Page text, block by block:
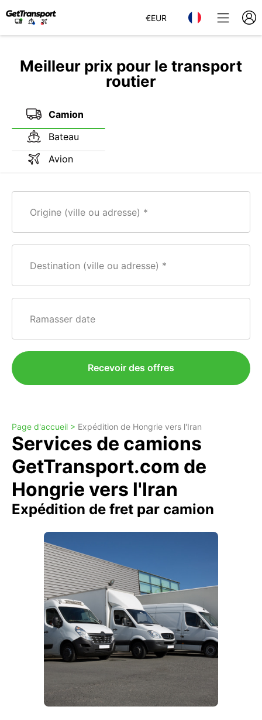
€EUR
Meilleur prix pour le transport
routier
Camion
Bateau
Avion
Origine (ville ou adresse)
Destination (ville ou adresse)
Ramasser date
Recevoir des offres
Page d'accueil > Expédition de Hongrie vers l'Iran
Services de camions
GetTransport.com de
Hongrie vers l'Iran
Expédition de fret par camion